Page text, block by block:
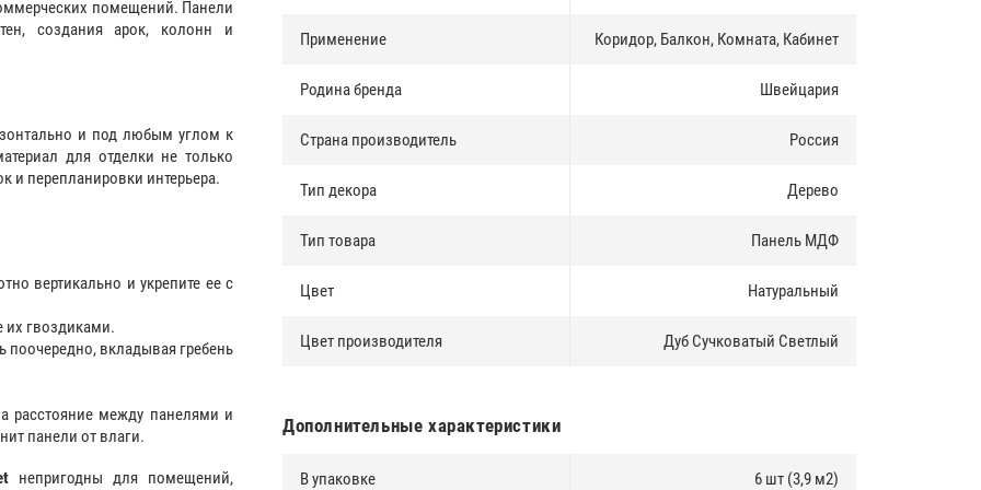
помещений. Панели
создания арок, колонн и
и под любым углом к
для отделки не только
и перепланировки интерьера.
вертикально и укрепите ее с
их гвоздиками.
поочередно, вкладывая гребень
расстояние между панелями и
панели от влаги.
непригодны для помещений,
Применение Коридор, Балкон, Комната, Кабинет
Родина бренда Швейцария
Страна производитель Россия
Тип декора Дерево
Тип товара Панель МДФ
Цвет Натуральный
Цвет производителя Дуб Сучковатый Светлый
Дополнительные характеристики
В упаковке 6 шт (3,9 м2)